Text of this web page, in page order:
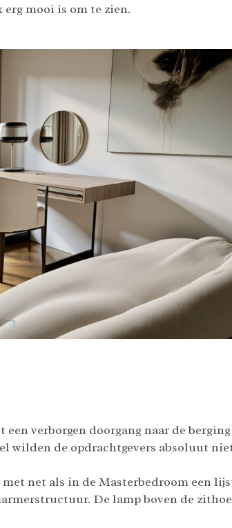
mooi is om te zien.
verborgen doorgang naar de
wilden de opdrachtgevers absoluut
net als in de Masterbedroom een
De lamp boven de